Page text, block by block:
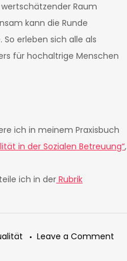
Raum
kann die Runde
erleben sich alle als
für hochaltrige Menschen
ich in meinem Praxisbuch
in der Sozialen Betreuung“,
ich in der Rubrik
Leave a Comment